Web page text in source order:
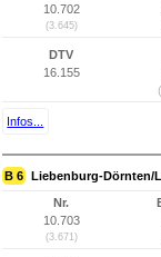
10.702
(3.645)
DTV
16.155
Infos...
B 6 Liebenburg-Dörnten/
Nr.
10.703
(3.671)